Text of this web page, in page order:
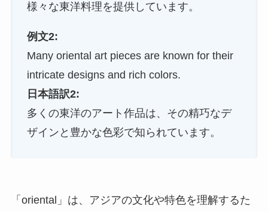
様々な東洋料理を提供しています。
例文2:
Many oriental art pieces are known for their
intricate designs and rich colors.
日本語訳2:
多くの東洋のアート作品は、その精巧なデ
ザインと豊かな色彩で知られています。
「oriental」は、アジアの文化や特色を理解するた